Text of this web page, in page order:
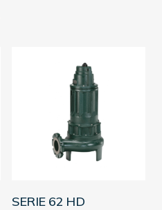
SERIE 62 HD